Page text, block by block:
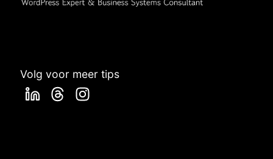
Volg voor meer tips